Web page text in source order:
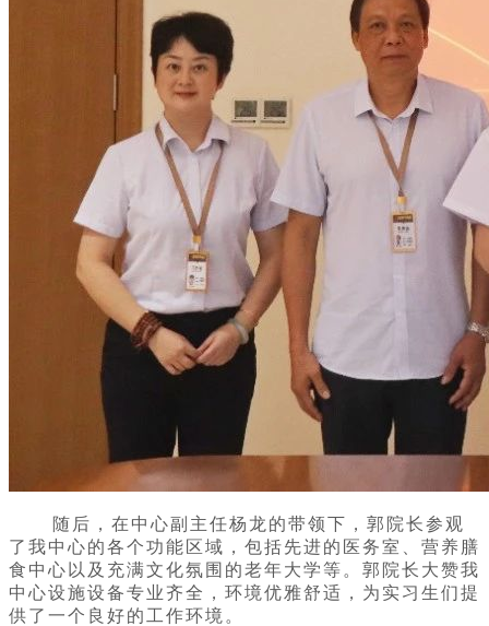
随后，在中心副主任杨龙的带领下，郭院长参观
了我中心的各个功能区域，包括先进的医务室、营养膳
食中心以及充满文化氛围的老年大学等。 郭 院长大赞我
中心设施设备专业齐全，环境优雅舒适，为实习生们提
供了一个良好的工作环境。